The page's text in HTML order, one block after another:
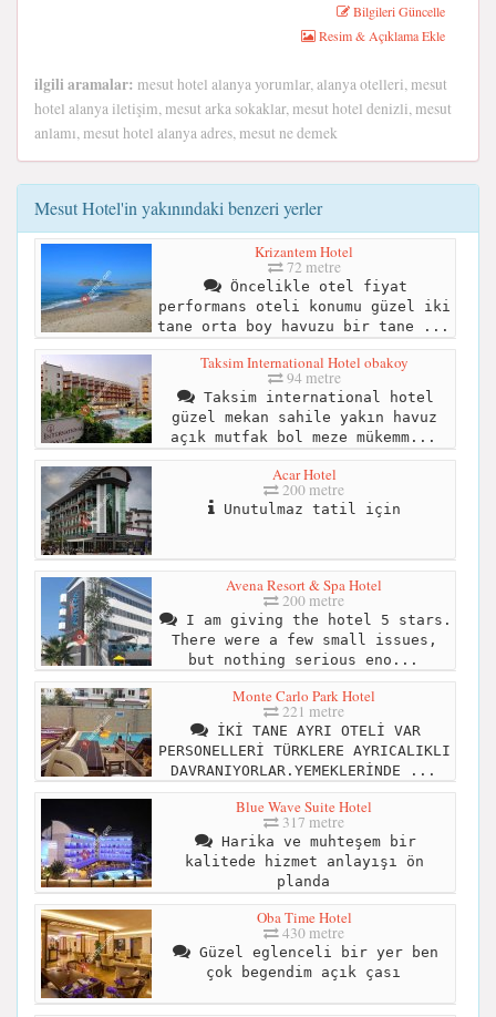
Bilgileri Güncelle
Resim & Açıklama Ekle
ilgili aramalar: mesut hotel alanya yorumlar, alanya otelleri, mesut
hotel alanya iletişim, mesut arka sokaklar, mesut hotel denizli, mesut
anlamı, mesut hotel alanya adres, mesut ne demek
Mesut Hotel'in yakınındaki benzeri yerler
Krizantem Hotel
72 metre
Öncelikle otel fiyat
performans oteli konumu güzel iki
tane orta boy havuzu bir tane ...
Taksim International Hotel obakoy
94 metre
Taksim international hotel
güzel mekan sahile yakın havuz
açık mutfak bol meze mükemm...
Acar Hotel
200 metre
Unutulmaz tatil için
Avena Resort & Spa Hotel
200 metre
I am giving the hotel 5 stars.
There were a few small issues,
but nothing serious eno...
Monte Carlo Park Hotel
221 metre
İKİ TANE AYRI OTELİ VAR
PERSONELLERİ TÜRKLERE AYRICALIKLI
DAVRANIYORLAR.YEMEKLERİNDE ...
Blue Wave Suite Hotel
317 metre
Harika ve muhteşem bir
kalitede hizmet anlayışı ön
planda
Oba Time Hotel
430 metre
Güzel eglenceli bir yer ben
çok begendim açık çası